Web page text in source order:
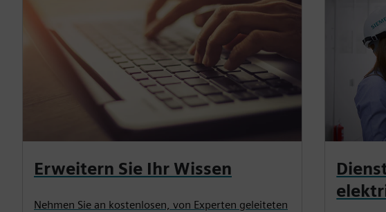
Erweitern Sie Ihr Wissen
Nehmen Sie an kostenlosen, von Experten geleiteten